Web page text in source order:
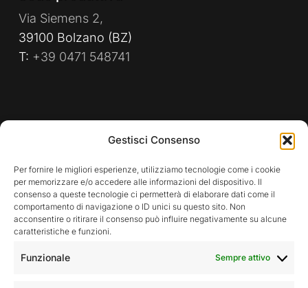
Gestisci Consenso
Per fornire le migliori esperienze, utilizziamo tecnologie come i cookie
per memorizzare e/o accedere alle informazioni del dispositivo. Il
consenso a queste tecnologie ci permetterà di elaborare dati come il
comportamento di navigazione o ID unici su questo sito. Non
acconsentire o ritirare il consenso può influire negativamente su alcune
caratteristiche e funzioni.
Funzionale Sempre attivo
Via Siemens 2,
39100 Bolzano (BZ)
T: +39 0471 548741
PRIVACY POLICY
WHISTLEBLOWING
Rimani aggiornato sulle nostre attività